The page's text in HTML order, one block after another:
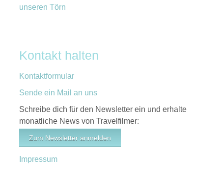
unseren Törn
Kontakt halten
Kontaktformular
Sende ein Mail an uns
Schreibe dich für den Newsletter ein und erhalte
monatliche News von Travelfilmer:
Zum Newsletter anmelden
Impressum